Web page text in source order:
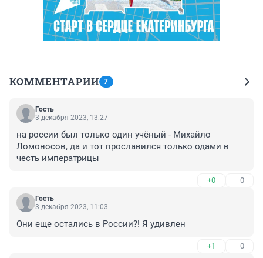
КОММЕНТАРИИ 7
Гость
3 декабря 2023, 13:27
на россии был только один учёный - Михайло
Ломоносов, да и тот прославился только одами в
честь императрицы
+0 –0
Гость
3 декабря 2023, 11:03
Они еще остались в России?! Я удивлен
+1 –0